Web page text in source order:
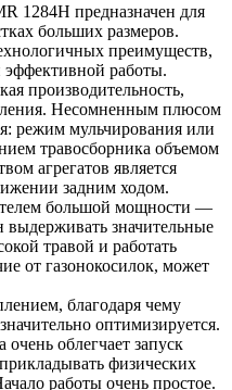
1284H предназначен для
больших размеров.
преимуществ,
работы.
производительность,
Несомненным плюсом
режим мульчирования или
травосборника объемом
агрегатов является
задним ходом.
большой мощности —
выдерживать значительные
травой и работать
от газонокосилок, может
благодаря чему
оптимизируется.
очень облегчает запуск
физических
работы очень простое.